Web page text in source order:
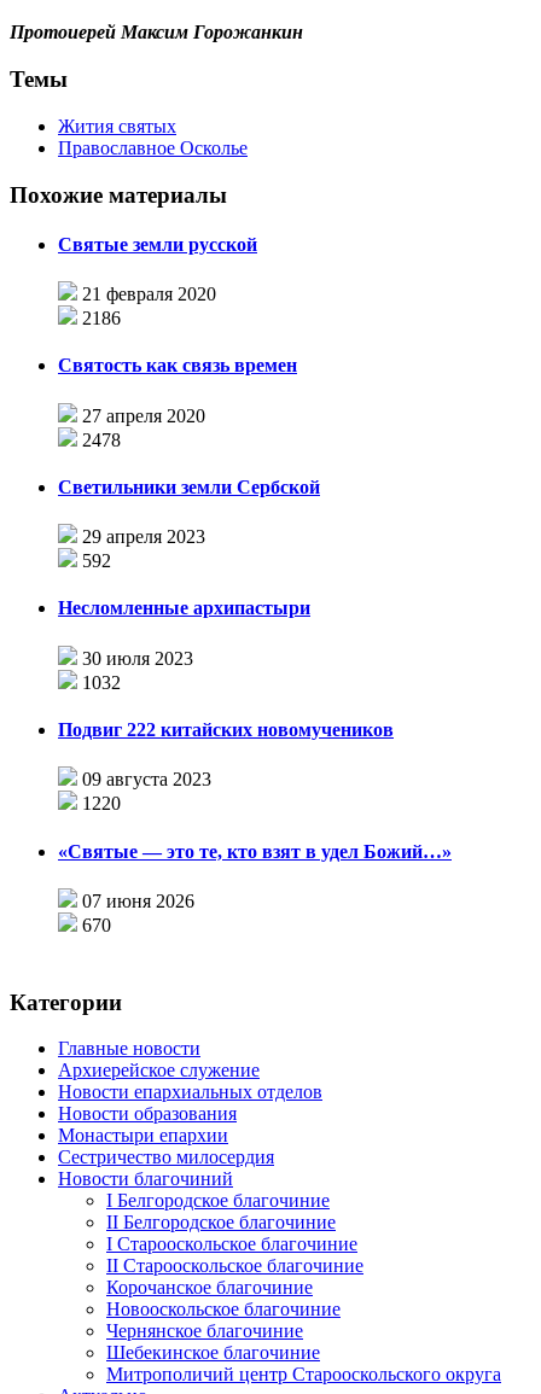
Протоиерей Максим Горожанкин
Темы
Жития святых
Православное Осколье
Похожие материалы
Святые земли русской
21 февраля 2020
2186
Святость как связь времен
27 апреля 2020
2478
Светильники земли Сербской
29 апреля 2023
592
Несломленные архипастыри
30 июля 2023
1032
Подвиг 222 китайских новомучеников
09 августа 2023
1220
«Святые — это те, кто взят в удел Божий…»
07 июня 2026
670
Категории
Главные новости
Архиерейское служение
Новости епархиальных отделов
Новости образования
Монастыри епархии
Сестричество милосердия
Новости благочиний
I Белгородское благочиние
II Белгородское благочиние
I Старооскольское благочиние
II Старооскольское благочиние
Корочанское благочиние
Новооскольское благочиние
Чернянское благочиние
Шебекинское благочиние
Митрополичий центр Старооскольского округа